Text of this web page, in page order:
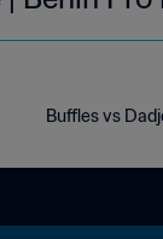
Buffles vs